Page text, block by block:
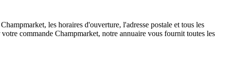
les horaires d'ouverture, l'adresse postale et tous les
commande Champmarket, notre annuaire vous fournit toutes les